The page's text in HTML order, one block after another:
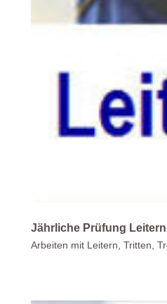
Jährliche Prüfung
Arbeiten mit Leitern, Tritten,